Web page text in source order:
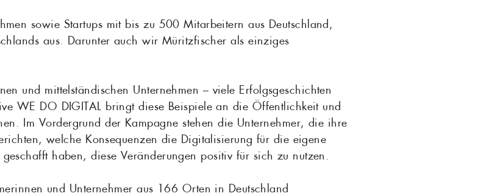
sowie Startups mit bis zu 500 Mitarbeitern aus Deutschland,
aus. Darunter auch wir Müritzfischer als einziges
und mittelständischen Unternehmen – viele Erfolgsgeschichten
WE DO DIGITAL bringt diese Beispiele an die Öffentlichkeit und
Im Vordergrund der Kampagne stehen die Unternehmer, die ihre
welche Konsequenzen die Digitalisierung für die eigene
haben, diese Veränderungen positiv für sich zu nutzen.
und Unternehmer aus 166 Orten in Deutschland